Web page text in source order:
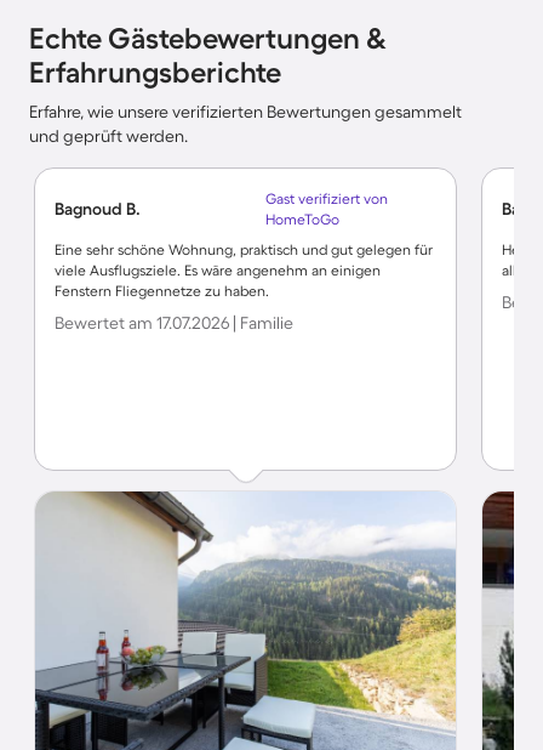
Echte Gästebewertungen &
Erfahrungsberichte
Erfahre, wie unsere verifizierten Bewertungen gesammelt
und geprüft werden.
Bagnoud B.
Gast verifiziert von
HomeToGo
Eine sehr schöne Wohnung, praktisch und gut gelegen für
viele Ausflugsziele. Es wäre angenehm an einigen
Fenstern Fliegennetze zu haben.
Bewertet am 17.07.2026 | Familie
alles